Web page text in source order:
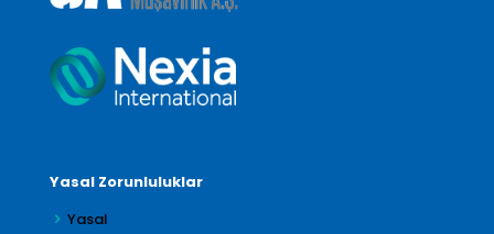
Yasal Zorunluluklar
Yasal